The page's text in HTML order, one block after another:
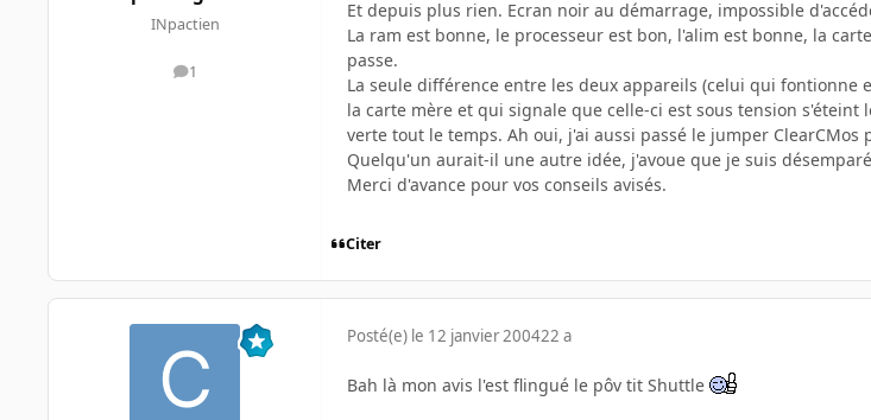
INpactien
1
messages
Et depuis plus rien. Ecran noir au démarrage, impossible
La ram est bonne, le processeur est bon, l'alim est bonne, la
passe.
La seule différence entre les deux appareils (celui qui fontionne
la carte mère et qui signale que celle-ci est sous tension
verte tout le temps. Ah oui, j'ai aussi passé le jumper
Quelqu'un aurait-il une autre idée, j'avoue que je suis
Merci d'avance pour vos conseils avisés.
Citer
Posté(e) le 12 janvier 200422 a
Bah là mon avis l'est flingué le pôv tit Shuttle